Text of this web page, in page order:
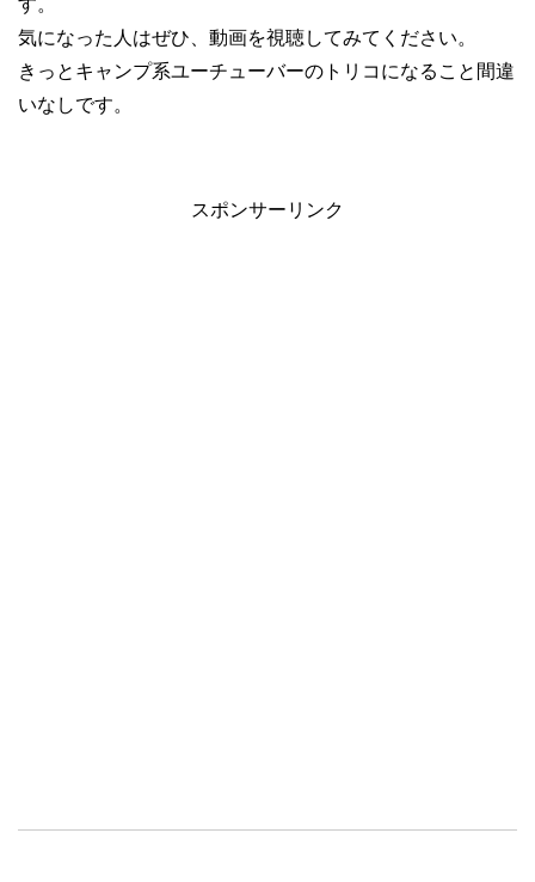
気になった人はぜひ、動画を視聴してみてください。
きっとキャンプ系ユーチューバーのトリコになること間違
いなしです。
スポンサーリンク